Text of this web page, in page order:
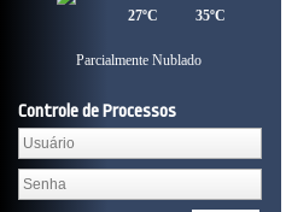
35ºC
27ºC
Parcialmente Nublado
Controle de Processos